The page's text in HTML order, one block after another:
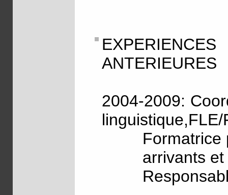
ANTERIEURES
2004-2009:
linguistique,FLE/
Formatrice
arrivants